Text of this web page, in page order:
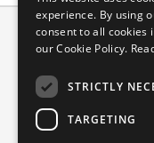
Scuola
Piazza
Partita
experience. By using
consent to all cookies
our Cookie Policy.
STRICTLY
TARGETING